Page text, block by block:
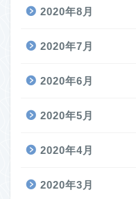
2020年8月
2020年7月
2020年6月
2020年5月
2020年4月
2020年3月